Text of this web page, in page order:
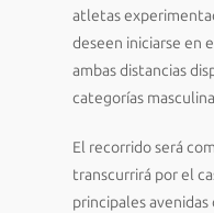
atletas
deseen iniciarse en
ambas distancias
categorías
El recorrido será
transcurrirá por el
principales